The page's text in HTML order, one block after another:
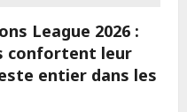
League 2026 :
confortent leur
entier dans les